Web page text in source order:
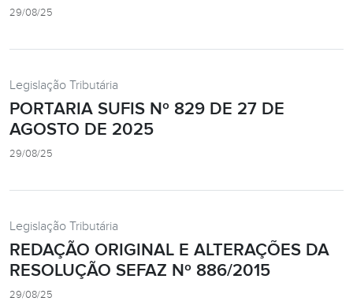
29/08/25
Legislação Tributária
PORTARIA SUFIS Nº 829 DE 27 DE
AGOSTO DE 2025
29/08/25
Legislação Tributária
REDAÇÃO ORIGINAL E ALTERAÇÕES DA
RESOLUÇÃO SEFAZ Nº 886/2015
29/08/25